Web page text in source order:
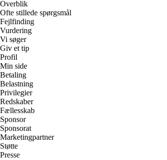
Overblik
Ofte stillede spørgsmål
Fejlfinding
Vurdering
Vi søger
Giv et tip
Profil
Min side
Betaling
Belastning
Privilegier
Redskaber
Fællesskab
Sponsor
Sponsorat
Marketingpartner
Støtte
Presse